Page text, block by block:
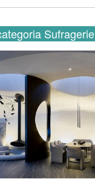
Sufragerie